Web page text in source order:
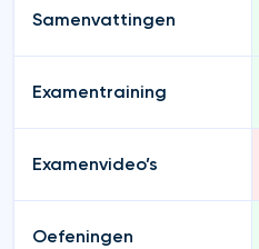
Samenvattingen
Examentraining
Examenvideo’s
Oefeningen